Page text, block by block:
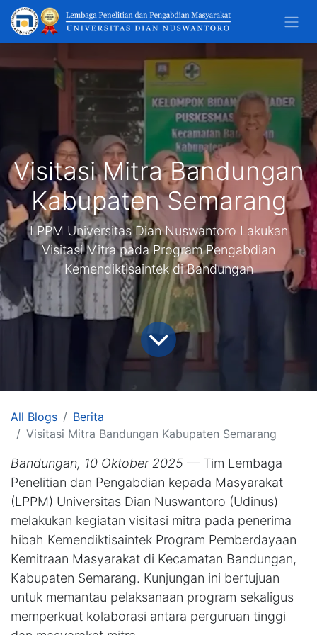
Visitasi Mitra Bandungan
Kabupaten Semarang
LPPM Universitas Dian Nuswantoro Lakukan
Visitasi Mitra pada Program Pengabdian
Kemendiktisaintek di Bandungan
All Blogs
Berita
Visitasi Mitra Bandungan Kabupaten Semarang
Bandungan, 10 Oktober 2025 — Tim Lembaga
Penelitian dan Pengabdian kepada Masyarakat
(LPPM) Universitas Dian Nuswantoro (Udinus)
melakukan kegiatan visitasi mitra pada penerima
hibah Kemendiktisaintek Program Pemberdayaan
Kemitraan Masyarakat di Kecamatan Bandungan,
Kabupaten Semarang. Kunjungan ini bertujuan
untuk memantau pelaksanaan program sekaligus
memperkuat kolaborasi antara perguruan tinggi